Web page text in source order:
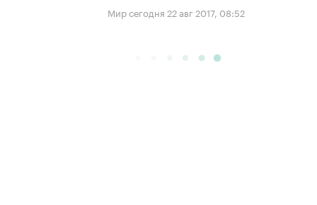
Мир сегодня 22 авг 2017, 08:52